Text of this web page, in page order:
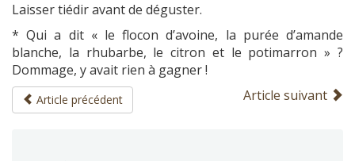
Laisser tiédir avant de déguster.
* Qui a dit « le flocon d’avoine, la purée d’amande
blanche, la rhubarbe, le citron et le potimarron » ?
Dommage, y avait rien à gagner !
Article précédent Article suivant